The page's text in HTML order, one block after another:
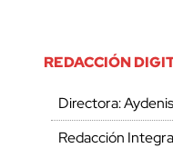
REDACCIÓN
Directora:
Redacción